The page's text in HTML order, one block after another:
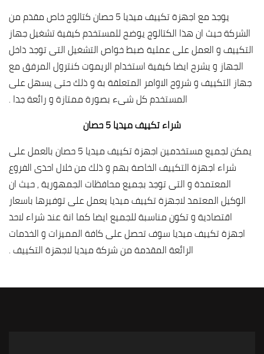
يوجد مع اجهزة تكييف ميديا 5 حصان كتالوج خاص مقدم من
الشركة حيث ان هذا الكتالوج يوضح للمستخدم كيفية تشغيل جهاز
التكييف و العمل على عملية ضبط خواص التشغيل التى توجد داخل
الجهاز و يشرح ايضا كيفية استخدام الريموت كنترول المرفق مع
جهاز التكييف و شروح الاوامر المتعلقة بة و ذلك حتى يسهل على
المستخدم كل شىء بصورة ممتازة و رائعة جدا .
شراء تكييف ميديا 5 حصان
يمكن لجميع مستخدمين اجهزة تكييف ميديا 5 حصان بالعمل على
شراء اجهزة التكييف الخاصة بهم و ذلك من خلال احدى الفروع
المعتمدة و التى توجد بجميع محافظات الجمهورية , حيث ان
الوكيل المعتمد لاجهزة تكييف ميديا يعمل على توفيرها باسعار
اقتصادية و تكون مناسبة للجميع ايضا كما انة عند شراء لاحد
اجهزة تكييف ميديا سوف تحصل على كافة المميزات و الخدمات
الرائعة المقدمة من شركة ميديا لاجهزة التكييف .